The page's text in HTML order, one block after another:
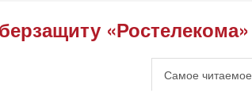
«Ростелекома»
Самое читаемое